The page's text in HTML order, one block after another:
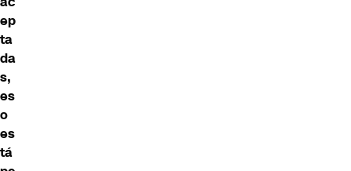
ep
ta
da
s,
es
o
es
tá